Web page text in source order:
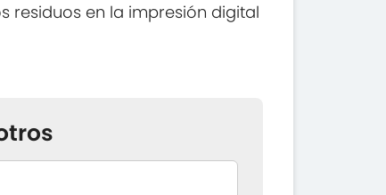
residuos en la impresión digital